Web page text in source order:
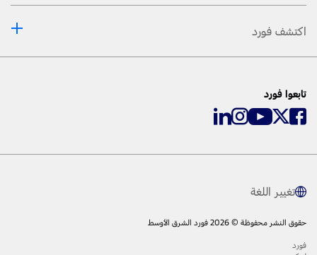
اكتشف فورد
تابعوا فورد
تغيير اللغة
حقوق النشر محفوظة © 2026 فورد الشرق الأوسط
فورد